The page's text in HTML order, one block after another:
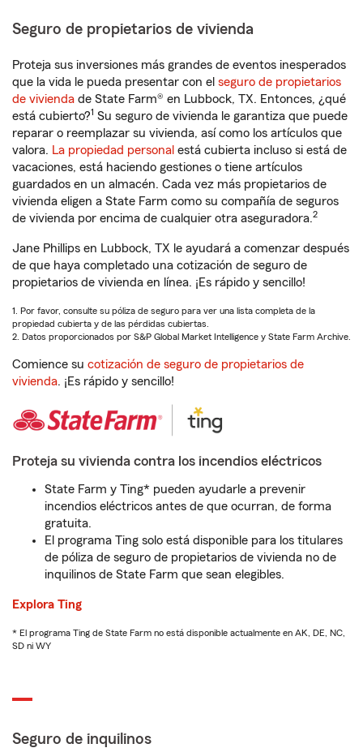
Seguro de propietarios de vivienda
Proteja sus inversiones más grandes de eventos inesperados
que la vida le pueda presentar con el seguro de propietarios
de vivienda de State Farm® en Lubbock, TX. Entonces, ¿qué
está cubierto?1 Su seguro de vivienda le garantiza que puede
reparar o reemplazar su vivienda, así como los artículos que
valora. La propiedad personal está cubierta incluso si está de
vacaciones, está haciendo gestiones o tiene artículos
guardados en un almacén. Cada vez más propietarios de
vivienda eligen a State Farm como su compañía de seguros
de vivienda por encima de cualquier otra aseguradora.2
Jane Phillips en Lubbock, TX le ayudará a comenzar después
de que haya completado una cotización de seguro de
propietarios de vivienda en línea. ¡Es rápido y sencillo!
1. Por favor, consulte su póliza de seguro para ver una lista completa de la
propiedad cubierta y de las pérdidas cubiertas.
2. Datos proporcionados por S&P Global Market Intelligence y State Farm Archive.
Comience su cotización de seguro de propietarios de
vivienda. ¡Es rápido y sencillo!
Proteja su vivienda contra los incendios eléctricos
State Farm y Ting* pueden ayudarle a prevenir
incendios eléctricos antes de que ocurran, de forma
gratuita.
El programa Ting solo está disponible para los titulares
de póliza de seguro de propietarios de vivienda no de
inquilinos de State Farm que sean elegibles.
Explora Ting
* El programa Ting de State Farm no está disponible actualmente en AK, DE, NC,
SD ni WY
Seguro de inquilinos